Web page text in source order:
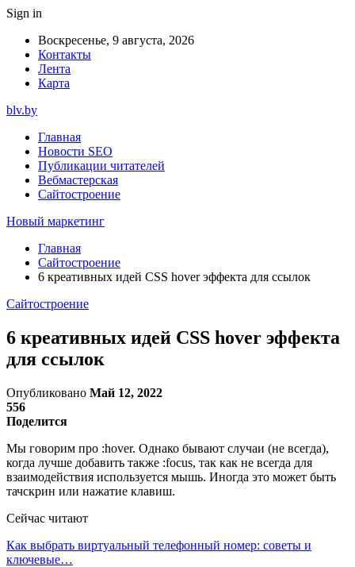
Sign in
Воскресенье, 9 августа, 2026
Контакты
Лента
Карта
blv.by
Главная
Новости SEO
Публикации читателей
Вебмастерская
Сайтостроение
Новый маркетинг
Главная
Сайтостроение
6 креативных идей CSS hover эффекта для ссылок
Сайтостроение
6 креативных идей CSS hover эффекта
для ссылок
Опубликовано Май 12, 2022
556
Поделится
Мы говорим про :hover. Однако бывают случаи (не всегда),
когда лучше добавить также :focus, так как не всегда для
взаимодействия используется мышь. Иногда это может быть
тачскрин или нажатие клавиш.
Сейчас читают
Как выбрать виртуальный телефонный номер: советы и
ключевые…